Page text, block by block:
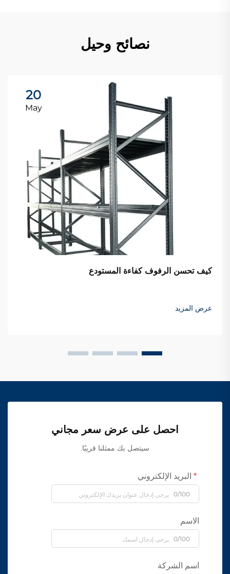
نصائح وحيل
20
May
كيف تحسن الرفوف كفاءة المستودع
عرض المزيد
احصل على عرض سعر مجاني
سيتصل بك ممثلنا قريبًا.
البريد الإلكتروني
0/100
الاسم
0/100
اسم الشركة